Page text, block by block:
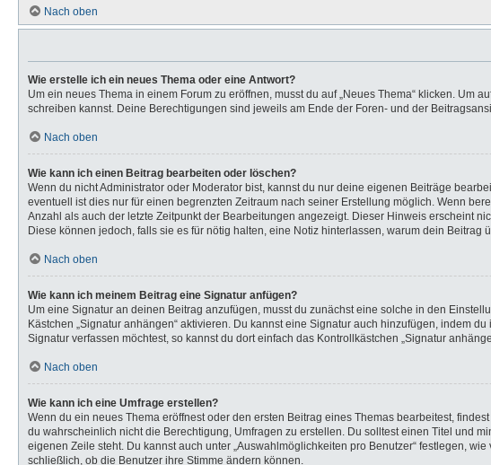
Nach oben
Wie erstelle ich ein neues Thema oder eine Antwort?
Um ein neues Thema in einem Forum zu eröffnen, musst du auf „Neues Thema“ klicken. Um
schreiben kannst. Deine Berechtigungen sind jeweils am Ende der Foren- und der
Nach oben
Wie kann ich einen Beitrag bearbeiten oder löschen?
Wenn du nicht Administrator oder Moderator bist, kannst du nur deine eigenen Beiträge
eventuell ist dies nur für einen begrenzten Zeitraum nach seiner Erstellung möglich. Wenn
Anzahl als auch der letzte Zeitpunkt der Bearbeitungen angezeigt. Dieser Hinweis erscheint
Diese können jedoch, falls sie es für nötig halten, eine Notiz hinterlassen, warum dein
Nach oben
Wie kann ich meinem Beitrag eine Signatur anfügen?
Um eine Signatur an deinen Beitrag anzufügen, musst du zunächst eine solche in den
Kästchen „Signatur anhängen“ aktivieren. Du kannst eine Signatur auch hinzufügen, indem
Signatur verfassen möchtest, so kannst du dort einfach das Kontrollkästchen „Signatur
Nach oben
Wie kann ich eine Umfrage erstellen?
Wenn du ein neues Thema eröffnest oder den ersten Beitrag eines Themas bearbeitest,
du wahrscheinlich nicht die Berechtigung, Umfragen zu erstellen. Du solltest einen Titel und
eigenen Zeile steht. Du kannst auch unter „Auswahlmöglichkeiten pro Benutzer“ festlegen,
schließlich, ob die Benutzer ihre Stimme ändern können.